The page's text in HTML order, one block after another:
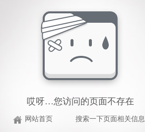
哎呀…您访问的页面不存在
网站首页 搜索一下页面相关信息